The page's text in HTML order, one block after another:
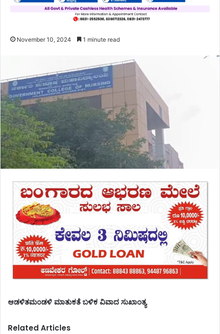
November 10, 2024 1 minute read
ಆಡಳಿತಮಂಡಳಿ ಮಾತುಕತೆ ಬಳಿಕ ವಿವಾದ ಸುಖಾಂತ್ಯ
Related Articles